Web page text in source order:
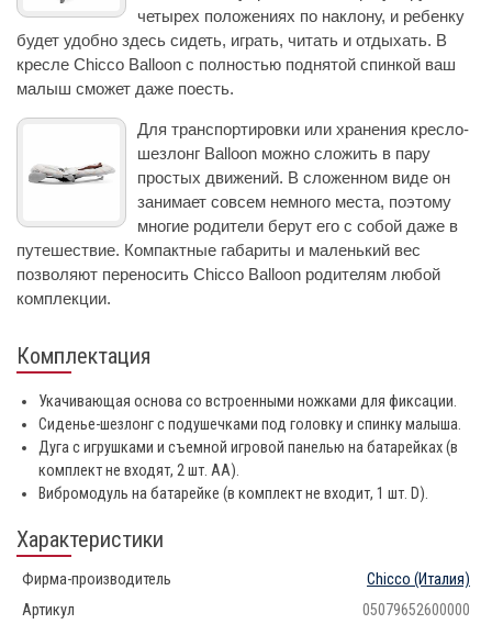
четырех положениях по наклону, и ребенку
будет удобно здесь сидеть, играть, читать и отдыхать. В
кресле Chicco Balloon с полностью поднятой спинкой ваш
малыш сможет даже поесть.
Для транспортировки или хранения кресло-
шезлонг Balloon можно сложить в пару
простых движений. В сложенном виде он
занимает совсем немного места, поэтому
многие родители берут его с собой даже в
путешествие. Компактные габариты и маленький вес
позволяют переносить Chicco Balloon родителям любой
комплекции.
Комплектация
Укачивающая основа со встроенными ножками для фиксации.
Сиденье-шезлонг с подушечками под головку и спинку малыша.
Дуга с игрушками и съемной игровой панелью на батарейках (в
комплект не входят, 2 шт. АА).
Вибромодуль на батарейке (в комплект не входит, 1 шт. D).
Характеристики
Фирма-производитель Chicco (Италия)
Артикул
05079652600000